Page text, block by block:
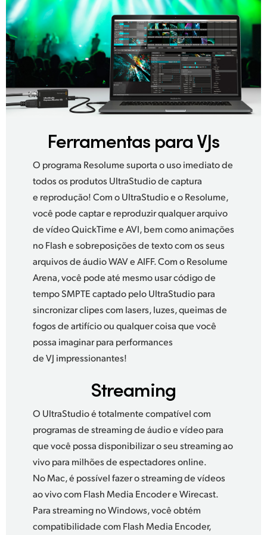
Ferramentas para VJs
O programa Resolume suporta o uso imediato de
todos os produtos UltraStudio de captura
e reprodução! Com o UltraStudio e o Resolume,
você podecaptar e reproduzir qualquer arquivo
de vídeo QuickTime e AVI, bem como animações
no Flash e sobreposições de texto com os seus
arquivos de áudio WAV e AIFF. Com o Resolume
Arena,você podeaté mesmo usar código de
tempo SMPTE captado pelo UltraStudio para
sincronizar clipes com lasers, luzes, queimas de
fogos de artifício ou qualquer coisa que você
possa imaginar para performances
de VJ impressionantes!
Streaming
O UltraStudio é totalmente compatível com
programas de streaming de áudio e vídeo para
que você possa disponibilizar o seu streaming ao
vivo para milhões de espectadores online.
No Mac, é possível fazer o streaming de vídeos
ao vivo com Flash Media Encoder e Wirecast.
Para streaming no Windows, você obtém
compatibilidade com Flash Media Encoder,